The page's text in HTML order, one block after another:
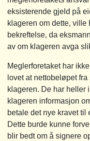
eksisterende gjeld på
klageren om dette,
bekreftelse, da
av om klageren avga
Meglerforetaket har
lovet at nettobeløpet
klageren. De har heller
klageren informasjon
betale det nye kravet til
Dette burde kunne
blir bedt om å signere